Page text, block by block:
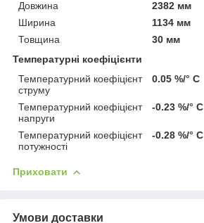
Довжина
2382 мм
Ширина
1134 мм
Товщина
30 мм
Температурні коефіцієнти
Температурний коефіцієнт
струму
0.05 %/° С
Температурний коефіцієнт
напруги
-0.23 %/° С
Температурний коефіцієнт
потужності
-0.28 %/° С
Приховати
Умови доставки